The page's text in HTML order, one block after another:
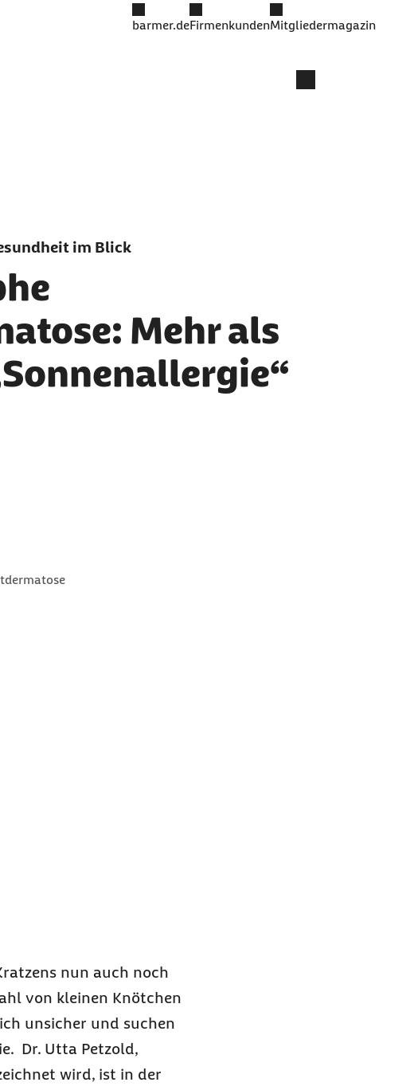
barmer.deFirmenkundenMitgliedermagazin
im Blick
Mehr als
nun auch noch
von kleinen Knötchen
unsicher und suchen
Dr. Utta Petzold,
wird, ist in der